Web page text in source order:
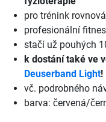
pro trénink
profesionální
stačí už pouhých
k dostání také ve
Deuserband Light!
vč. podrobného
barva: červená/